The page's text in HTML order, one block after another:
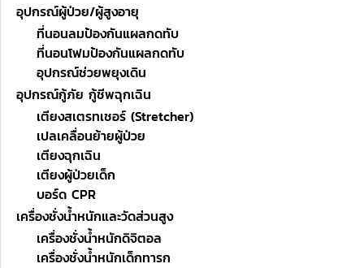
อุปกรณ์ผู้ป่วย/ผู้สูงอายุ
ที่นอนลมป้องกันแผลกดทับ
ที่นอนโฟมป้องกันแผลกดทับ
อุปกรณ์ช่วยพยุงเดิน
อุปกรณ์กู้ภัย กู้ชีพฉุกเฉิน
เตียงสเตรทเชอร์ (Stretcher)
เปลเคลื่อนย้ายผู้ป่วย
เตียงฉุกเฉิน
เตียงผู้ป่วยเด็ก
บอร์ด CPR
เครื่องชั่งน้ำหนักและวัดส่วนสูง
เครื่องชั่งน้ำหนักดิจิตอล
เครื่องชั่งน้ำหนักเด็กทารก